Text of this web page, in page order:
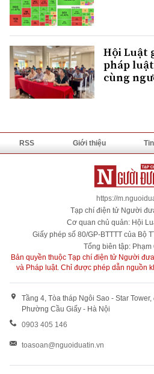
Hội Luật
pháp
cùng
RSS Giới thiệu
https://
Tạp chí điện tử Người
Cơ quan chủ quản: Hội
Giấy phép số 80/GP-BTTTT của Bộ
Tổng biên tập: Phạm
Bản quyền thuộc Tạp chí điện tử Người
và Pháp luật. Chỉ được phép dẫn nguồn
Tầng 4, Tòa tháp Ngôi Sao - Star
Phường Cầu Giấy - Hà Nội
0903 405 146
toasoan@nguoiduatin.vn